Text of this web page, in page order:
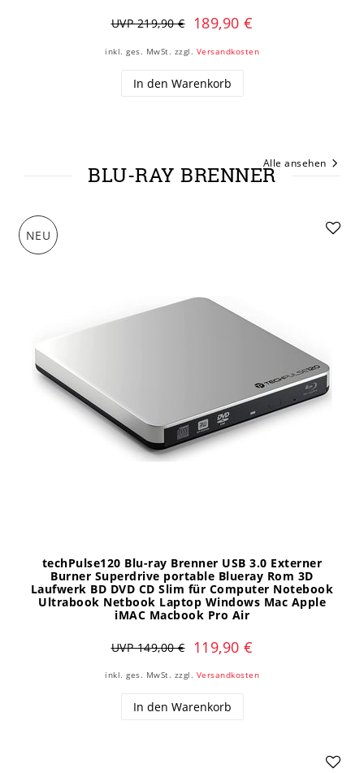
UVP 219,90 € 189,90 €
inkl. ges. MwSt. zzgl. Versandkosten
In den Warenkorb
BLU-RAY BRENNERAlle ansehen
NEU
techPulse120 Blu-ray Brenner USB 3.0 Externer
Burner Superdrive portable Blueray Rom 3D
Laufwerk BD DVD CD Slim für Computer Notebook
Ultrabook Netbook Laptop Windows Mac Apple
iMAC Macbook Pro Air
UVP 149,00 € 119,90 €
inkl. ges. MwSt. zzgl. Versandkosten
In den Warenkorb